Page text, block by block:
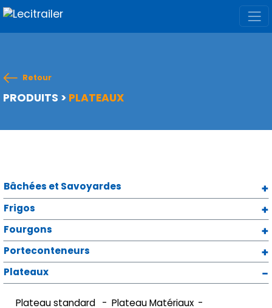
Retour
PRODUITS > PLATEAUX
Bâchées et Savoyardes
Frigos
Fourgons
Porteconteneurs
Plateaux
Plateau standard
Plateau Matériaux